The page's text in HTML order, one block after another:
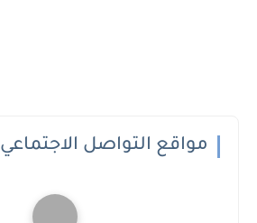
مواقع التواصل الاجتماعي